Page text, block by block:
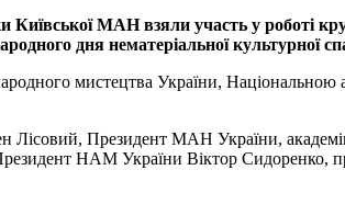
МАН взяли участь у роботі
дня нематеріальної
мистецтва України,
Лісовий, Президент МАН України,
НАМ України Віктор